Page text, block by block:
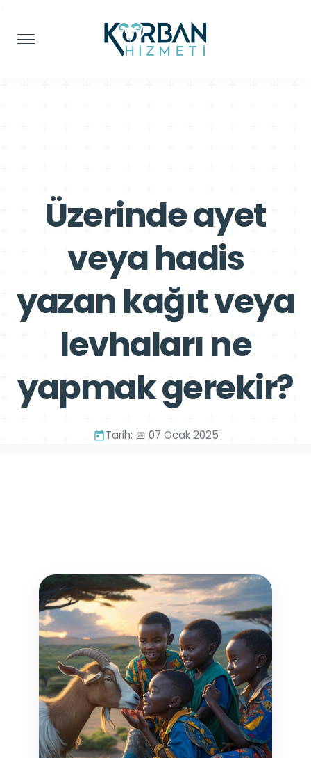
Üzerinde ayet
veya hadis
yazan kağıt veya
levhaları ne
yapmak gerekir?
Tarih: 📅 07 Ocak 2025